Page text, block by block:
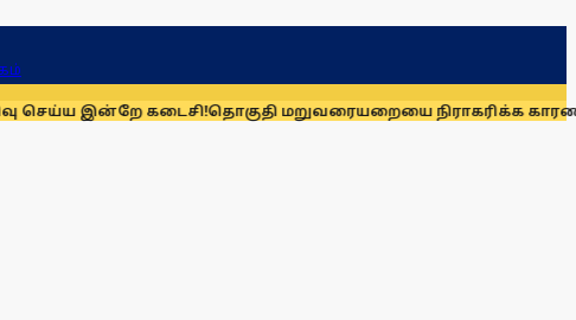
கடைசி!தொகுதி மறுவரையறையை நிராகரிக்க காரணம் என்ன?